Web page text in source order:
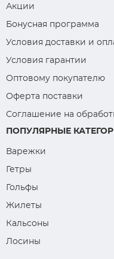
Акции
Бонусная программа
Условия доставки и
Условия гарантии
Оптовому покупателю
Оферта поставки
Соглашение на
ПОПУЛЯРНЫЕ
Варежки
Гетры
Гольфы
Жилеты
Кальсоны
Лосины